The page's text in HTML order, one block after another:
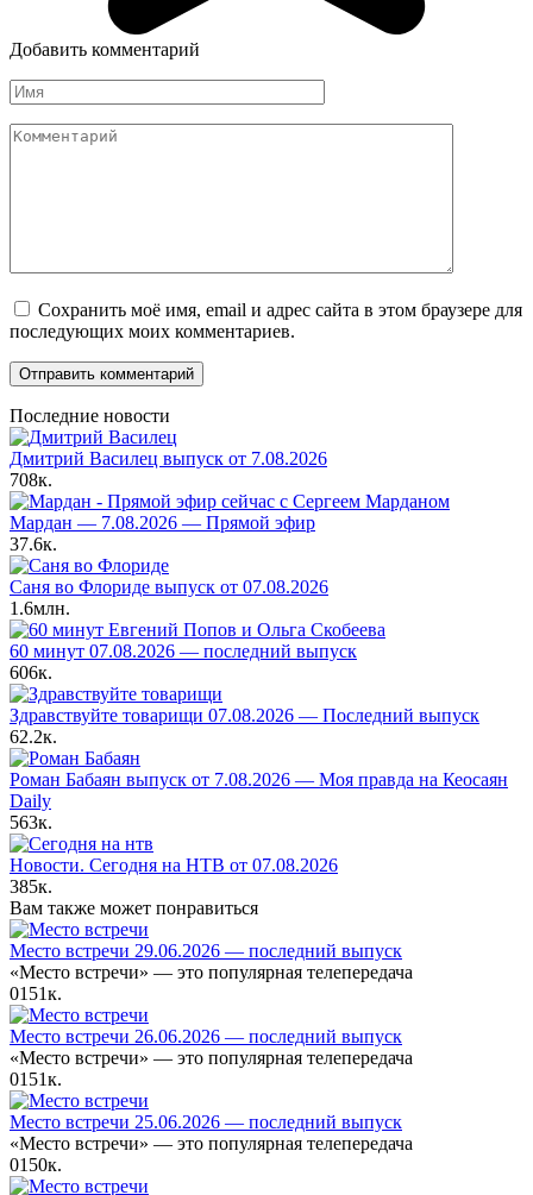
Добавить комментарий
Имя
Комментарий
Сохранить моё имя, email и адрес сайта в этом браузере для
последующих моих комментариев.
Последние новости
Дмитрий Василец выпуск от 7.08.2026
708к.
Мардан — 7.08.2026 — Прямой эфир
37.6к.
Саня во Флориде выпуск от 07.08.2026
1.6млн.
60 минут 07.08.2026 — последний выпуск
606к.
Здравствуйте товарищи 07.08.2026 — Последний выпуск
62.2к.
Роман Бабаян выпуск от 7.08.2026 — Моя правда на Кеосаян
Daily
563к.
Новости. Сегодня на НТВ от 07.08.2026
385к.
Вам также может понравиться
Место встречи 29.06.2026 — последний выпуск
«Место встречи» — это популярная телепередача
0151к.
Место встречи 26.06.2026 — последний выпуск
«Место встречи» — это популярная телепередача
0151к.
Место встречи 25.06.2026 — последний выпуск
«Место встречи» — это популярная телепередача
0150к.